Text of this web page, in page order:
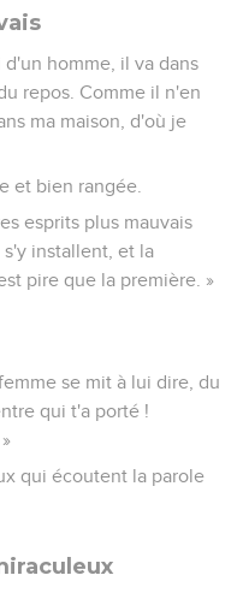
homme, il va dans
repos. Comme il n'en
ma maison, d'où je
et bien rangée.
esprits plus mauvais
installent, et la
pire que la première. »
se mit à lui dire, du
qui t'a porté !
qui écoutent la parole